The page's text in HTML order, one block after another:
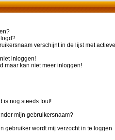
verschijnt in de lijst met
inloggen!
maar kan niet meer inloggen!
is nog steeds fout!
mijn gebruikersnaam?
gebruiker wordt mij verzocht in te loggen